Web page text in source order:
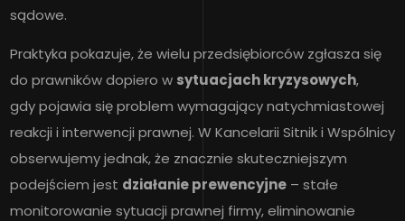
sądowe.
Praktyka pokazuje, że wielu przedsiębiorców zgłasza się
do prawników dopiero w sytuacjach kryzysowych,
gdy pojawia się problem wymagający natychmiastowej
reakcji i interwencji prawnej. W Kancelarii Sitnik i Wspólnicy
obserwujemy jednak, że znacznie skuteczniejszym
podejściem jest działanie prewencyjne– stałe
monitorowanie sytuacji prawnej firmy, eliminowanie